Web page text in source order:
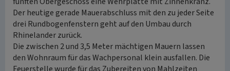
Der heutige gerade Mauerabschluss mit den zu jeder Seite
drei Rundbogenfenstern geht auf den Umbau durch
Rhinelander zurück.
Die zwischen 2 und 3,5 Meter mächtigen Mauern lassen
den Wohnraum für das Wachpersonal klein ausfallen. Die